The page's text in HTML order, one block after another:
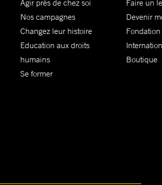
Agir près de chez soi
Nos campagnes
Changez leur histoire
Education aux droits
humains
Se former
Faire un
Devenir
Boutique